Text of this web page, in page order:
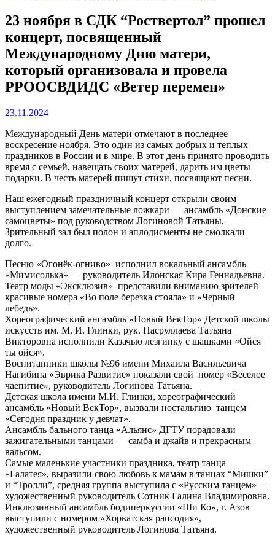
23 ноября в СДК “Роствертол” прошел
концерт, посвященный
Международному Дню матери,
который организовала и провела
РРООСВДИДС «Ветер перемен»
23.11.2024
Международный День матери отмечают в последнее
воскресение ноября. Это один из самых добрых и теплых
праздников в России и в мире. В этот день принято проводить
время с семьей, навещать своих матерей, дарить им цветы
подарки. В честь матерей пишут стихи, посвящают песни.
Наш ежегодный праздничный концерт открыли своим
выступлением замечательные ложкари — ансамбль «Донские
самоцветы» под руководством Логиновой Татьяны.
Зрительный зал был полон и аплодисменты не смолкали
долго.
Песню «Огонёк-огниво» исполнил вокальный ансамбль
«Мимисолька» — руководитель Илонская Кира Геннадьевна.
Театр моды «Эксклюзив» представили вниманию зрителей
красивые номера «Во поле березка стояла» и «Черный
лебедь».
Хореографический ансамбль «Новый ВекТор» Детской школы
искусств им. М. И. Глинки, рук. Насруллаева Татьяна
Викторовна исполнили Казачью лезгинку с шашками «Ойся
ты ойся».
Воспитанники школы №96 имени Михаила Васильевича
Нагибина «Эврика Развитие» показали свой номер «Веселое
чаепитие», руководитель Логинова Татьяна.
Детская школа имени М.И. Глинки, хореографический
ансамбль «Новый ВекТор», вызвали ностальгию танцем
«Сегодня праздник у девчат».
Ансамбль бального танца «Альянс» ДГТУ порадовали
зажигательными танцами — самба и джайв и прекрасным
вальсом.
Самые маленькие участники праздника, театр танца
«Галатея», выразили свою любовь к мамам в танцах “Мишки”
и “Тролли”, средняя группа выступила с «Русским танцем» —
художественный руководитель Сотник Галина Владимировна.
Инклюзивный ансамбль бодиперкуссии «Ши Ко», г. Азов
выступили с номером «Хорватская рапсодия»,
художественный руководитель Логинова Татьяна.